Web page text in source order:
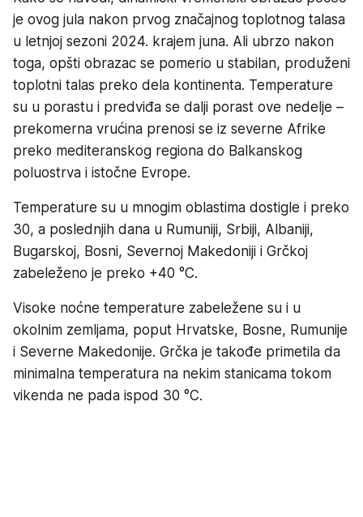
je ovog jula nakon prvog značajnog toplotnog talasa
u letnjoj sezoni 2024. krajem juna. Ali ubrzo nakon
toga, opšti obrazac se pomerio u stabilan, produženi
toplotni talas preko dela kontinenta. Temperature
su u porastu i predviđa se dalji porast ove nedelje –
prekomerna vrućina prenosi se iz severne Afrike
preko mediteranskog regiona do Balkanskog
poluostrva i istočne Evrope.
Temperature su u mnogim oblastima dostigle i preko
30, a poslednjih dana u Rumuniji, Srbiji, Albaniji,
Bugarskoj, Bosni, Severnoj Makedoniji i Grčkoj
zabeleženo je preko +40 °C.
Visoke noćne temperature zabeležene su i u
okolnim zemljama, poput Hrvatske, Bosne, Rumunije
i Severne Makedonije. Grčka je takođe primetila da
minimalna temperatura na nekim stanicama tokom
vikenda ne pada ispod 30 °C.